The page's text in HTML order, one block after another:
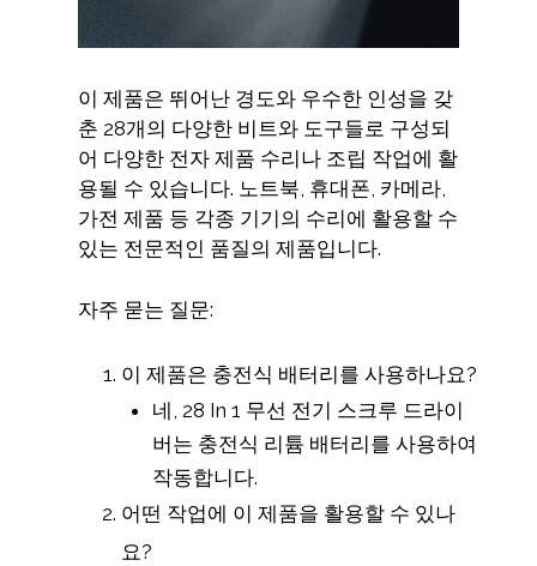
이 제품은 뛰어난 경도와 우수한 인성을 갖
춘 28개의 다양한 비트와 도구들로 구성되
어 다양한 전자 제품 수리나 조립 작업에 활
용될 수 있습니다. 노트북, 휴대폰, 카메라,
가전 제품 등 각종 기기의 수리에 활용할 수
있는 전문적인 품질의 제품입니다.
자주 묻는 질문:
이 제품은 충전식 배터리를 사용하나요?
네, 28 In 1 무선 전기 스크루 드라이
버는 충전식 리튬 배터리를 사용하여
작동합니다.
어떤 작업에 이 제품을 활용할 수 있나
요?